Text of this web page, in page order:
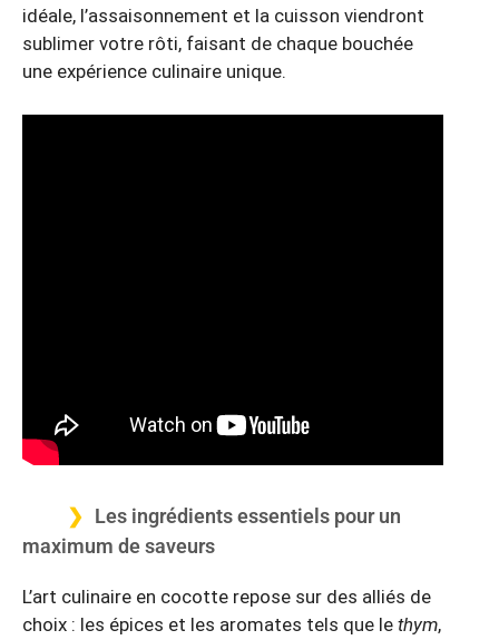
idéale, l’assaisonnement et la cuisson viendront
sublimer votre rôti, faisant de chaque bouchée
une expérience culinaire unique.
Les ingrédients essentiels pour un
maximum de saveurs
L’art culinaire en cocotte repose sur des alliés de
choix : les épices et les aromates tels que le thym,